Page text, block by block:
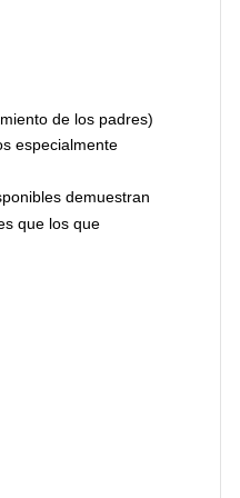
de los padres)
especialmente
demuestran
que los que